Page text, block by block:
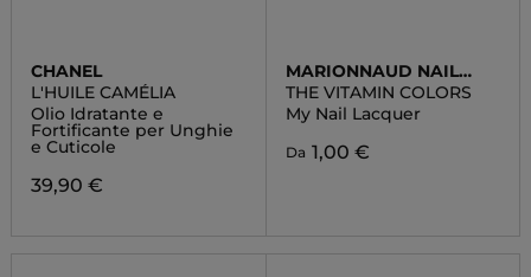
CHANEL
L'HUILE CAMÉLIA
Olio Idratante e
Fortificante per Unghie
e Cuticole
39,90 €
MARIONNAUD NAIL
POLISH
THE VITAMIN COLORS
My Nail Lacquer
Da 1,00 €